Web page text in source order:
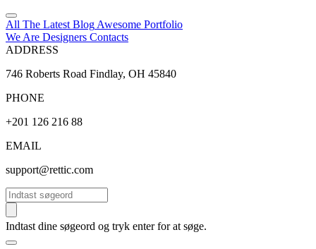
All The Latest Blog Awesome Portfolio
We Are Designers Contacts
ADDRESS
746 Roberts Road Findlay, OH 45840
PHONE
+201 126 216 88
EMAIL
support@rettic.com
Søg
Indtast dine søgeord og tryk enter for at søge.